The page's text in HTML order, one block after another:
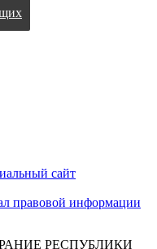
сайт
правовой информации
РЕСПУБЛИКИ